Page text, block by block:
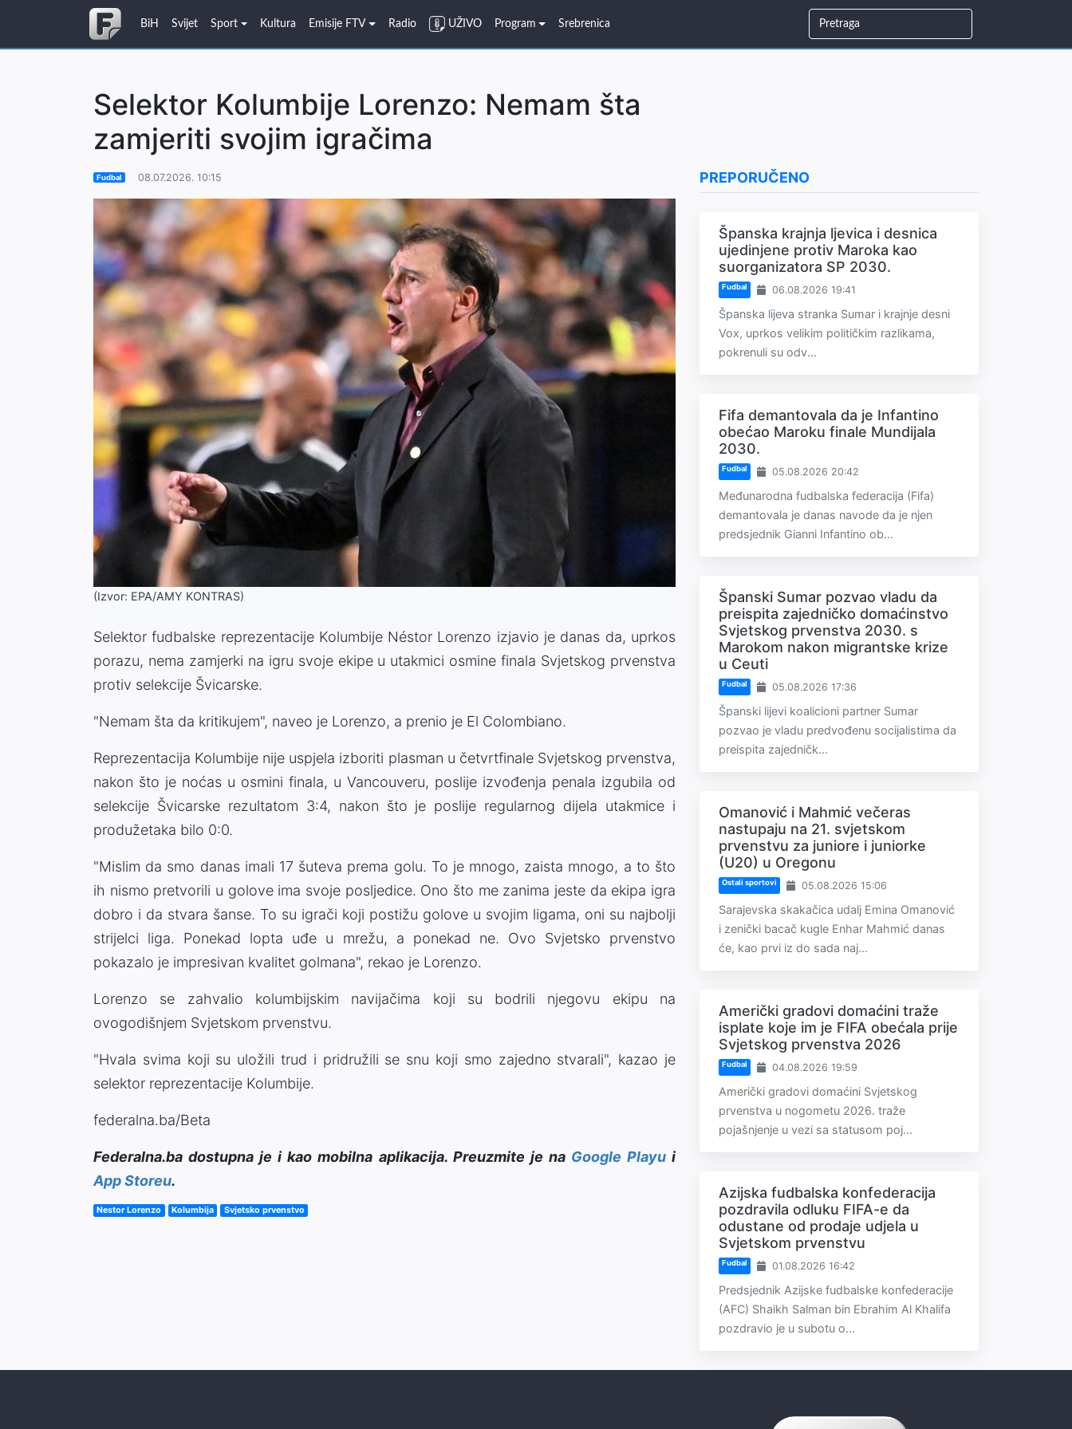
BiH Svijet Sport Kultura Emisije FTV Radio UŽIVO Program Srebrenica
Selektor Kolumbije Lorenzo: Nemam šta
zamjeriti svojim igračima
Fudbal 08.07.2026. 10:15
(Izvor: EPA/AMY KONTRAS)
Selektor fudbalske reprezentacije Kolumbije Néstor Lorenzo izjavio je danas da, uprkos
porazu, nema zamjerki na igru svoje ekipe u utakmici osmine finala Svjetskog prvenstva
protiv selekcije Švicarske.
"Nemam šta da kritikujem", naveo je Lorenzo, a prenio je El Colombiano.
Reprezentacija Kolumbije nije uspjela izboriti plasman u četvrtfinale Svjetskog prvenstva,
nakon što je noćas u osmini finala, u Vancouveru, poslije izvođenja penala izgubila od
selekcije Švicarske rezultatom 3:4, nakon što je poslije regularnog dijela utakmice i
produžetaka bilo 0:0.
"Mislim da smo danas imali 17 šuteva prema golu. To je mnogo, zaista mnogo, a to što
ih nismo pretvorili u golove ima svoje posljedice. Ono što me zanima jeste da ekipa igra
dobro i da stvara šanse. To su igrači koji postižu golove u svojim ligama, oni su najbolji
strijelci liga. Ponekad lopta uđe u mrežu, a ponekad ne. Ovo Svjetsko prvenstvo
pokazalo je impresivan kvalitet golmana", rekao je Lorenzo.
Lorenzo se zahvalio kolumbijskim navijačima koji su bodrili njegovu ekipu na
ovogodišnjem Svjetskom prvenstvu.
"Hvala svima koji su uložili trud i pridružili se snu koji smo zajedno stvarali", kazao je
selektor reprezentacije Kolumbije.
federalna.ba/Beta
Federalna.ba dostupna je i kao mobilna aplikacija. Preuzmite je na Google Playui
App Storeu.
Nestor Lorenzo Kolumbija Svjetsko prvenstvo
PREPORUČENO
Španska krajnja ljevica i desnica
ujedinjene protiv Maroka kao
suorganizatora SP 2030.
Fudbal 06.08.2026 19:41
Španska lijeva stranka Sumar i krajnje desni
Vox, uprkos velikim političkim razlikama,
pokrenuli su odv...
Fifa demantovala da je Infantino
obećao Maroku finale Mundijala
2030.
Fudbal 05.08.2026 20:42
Međunarodna fudbalska federacija (Fifa)
demantovala je danas navode da je njen
predsjednik Gianni Infantino ob...
Španski Sumar pozvao vladu da
preispita zajedničko domaćinstvo
Svjetskog prvenstva 2030. s
Marokom nakon migrantske krize
u Ceuti
Fudbal 05.08.2026 17:36
Španski lijevi koalicioni partner Sumar
pozvao je vladu predvođenu socijalistima da
preispita zajedničk...
Omanović i Mahmić večeras
nastupaju na 21. svjetskom
prvenstvu za juniore i juniorke
(U20) u Oregonu
Ostali sportovi 05.08.2026 15:06
Sarajevska skakačica udalj Emina Omanović
i zenički bacač kugle Enhar Mahmić danas
će, kao prvi iz do sada naj...
Američki gradovi domaćini traže
isplate koje im je FIFA obećala prije
Svjetskog prvenstva 2026
Fudbal 04.08.2026 19:59
Američki gradovi domaćini Svjetskog
prvenstva u nogometu 2026. traže
pojašnjenje u vezi sa statusom poj...
Azijska fudbalska konfederacija
pozdravila odluku FIFA-e da
odustane od prodaje udjela u
Svjetskom prvenstvu
Fudbal 01.08.2026 16:42
Predsjednik Azijske fudbalske konfederacije
(AFC) Shaikh Salman bin Ebrahim Al Khalifa
pozdravio je u subotu o...